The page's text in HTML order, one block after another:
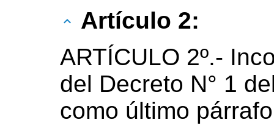
Artículo 2:
ARTÍCULO 2º.-
del Decreto N° 1
como último